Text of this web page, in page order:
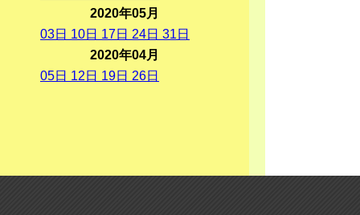
2020年05月
03日 10日 17日 24日 31 日
2020年04月
05日 12 日 19日 26日